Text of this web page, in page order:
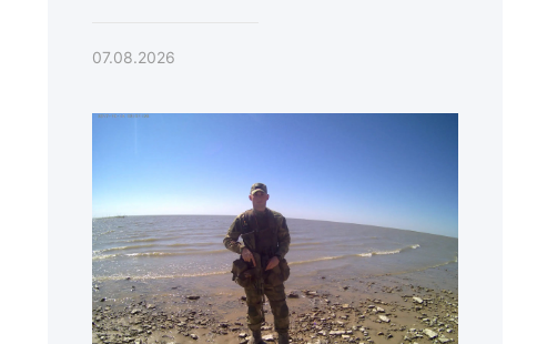
07.08.2026